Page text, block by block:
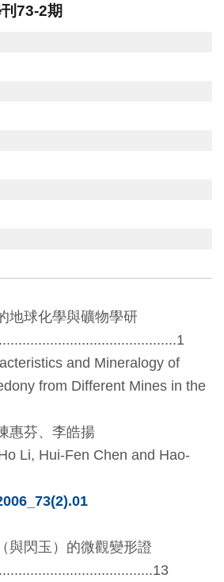
73-2期
地球化學與礦物學研
and Mineralogy of
from Different Mines in the
惠芬、李皓揚
Li, Hui-Fen Chen and Hao-
與閃玉）的微觀變形證